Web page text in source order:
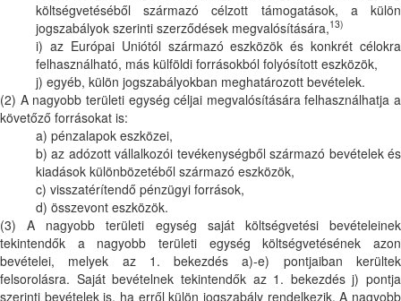
költségvetéséből származó célzott támogatások, a külön
jogszabályok szerinti szerződések megvalósítására,13)
i) az Európai Uniótól származó eszközök és konkrét célokra
felhasználható, más külföldi forrásokból folyósított eszközök,
j) egyéb, külön jogszabályokban meghatározott bevételek.
(2) A nagyobb területi egység céljai megvalósítására felhasználhatja a
követőző forrásokat is:
a) pénzalapok eszközei,
b) az adózott vállalkozói tevékenységből származó bevételek és
kiadások különbözetéből származó eszközök,
c) visszatérítendő pénzügyi források,
d) összevont eszközök.
(3) A nagyobb területi egység saját költségvetési bevételeinek
tekintendők a nagyobb területi egység költségvetésének azon
bevételei, melyek az 1. bekezdés a)-e) pontjaiban kerültek
felsorolásra. Saját bevételnek tekintendők az 1. bekezdés j) pontja
szerinti bevételek is, ha erről külön jogszabály rendelkezik. A nagyobb